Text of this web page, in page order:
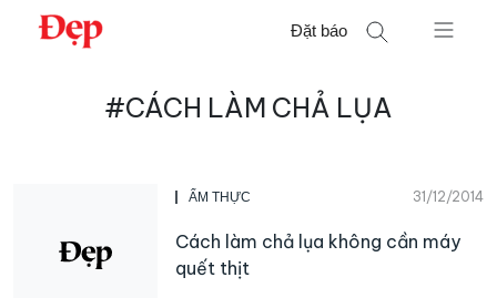
Chuyển
Đặt báo
#CÁCH LÀM CHẢ LỤA
ẨM THỰC 31/12/2014
Cách làm chả lụa không cần máy
quết thịt